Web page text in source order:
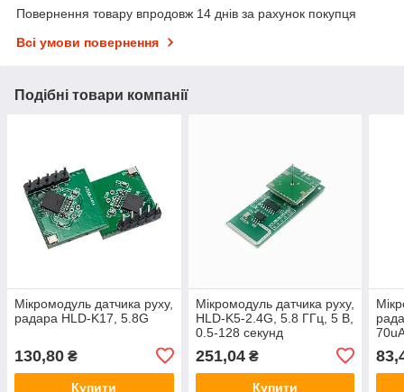
Повернення товару впродовж 14 днів за рахунок покупця
Всі умови повернення
Подібні товари компанії
Мікромодуль датчика руху,
радара HLD-K17, 5.8G
130,80 ₴
Купити
Мікромодуль датчика руху,
HLD-K5-2.4G, 5.8 ГГц, 5 В,
0.5-128 секунд
251,04₴
Купити